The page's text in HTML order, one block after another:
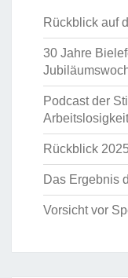
Rückblick auf
30 Jahre
Podcast der
Rückblick
Das Ergebnis
Vorsicht vor